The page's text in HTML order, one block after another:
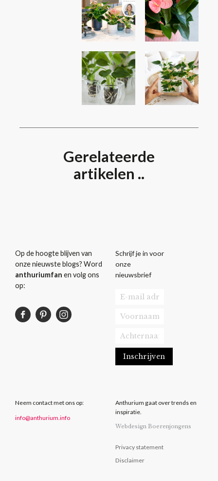
Gerelateerde
artikelen ..
Op de hoogte blijven van
onze nieuwste blogs? Word
anthuriumfan en volg ons
op:
Schrijf je in voor
onze
nieuwsbrief
Neem contact met ons op:
info@anthurium.info
Anthurium gaat over trends en
inspiratie.
Webdesign Boerenjongens
Privacy statement
Disclaimer